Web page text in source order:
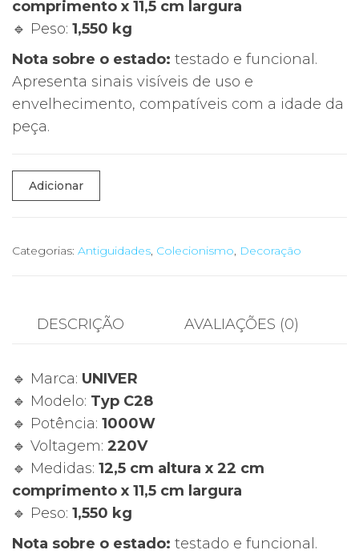
comprimento x 11,5 cm largura
🔹 Peso: 1,550 kg
Nota sobre o estado: testado e funcional.
Apresenta sinais visíveis de uso e
envelhecimento, compatíveis com a idade da
peça.
Quantidade
de
Ferro
Vintage
C28
–
1000W
–
220V
–
Funcional
Adicionar
Categorias: Antiguidades, Colecionismo, Decoração
DESCRIÇÃO AVALIAÇÕES (0)
🔹 Marca: UNIVER
🔹 Modelo: Typ C28
🔹 Potência: 1000W
🔹 Voltagem: 220V
🔹 Medidas: 12,5 cm altura x 22 cm
comprimento x 11,5 cm largura
🔹 Peso: 1,550 kg
Nota sobre o estado: testado e funcional.